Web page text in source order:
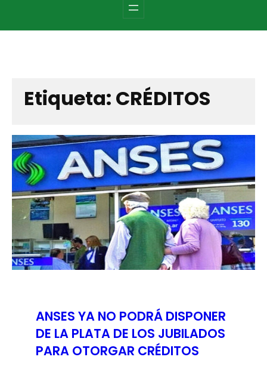
Etiqueta: CRÉDITOS
ANSES YA NO PODRÁ DISPONER
DE LA PLATA DE LOS JUBILADOS
PARA OTORGAR CRÉDITOS